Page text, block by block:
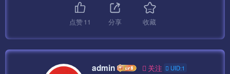
点赞11 分享 收藏
admin 关注 UID:1